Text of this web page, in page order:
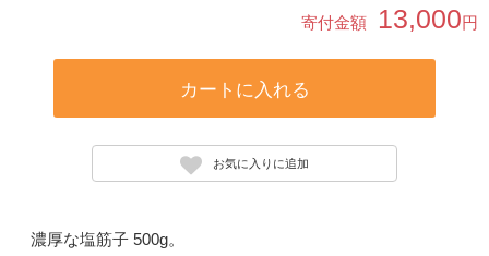
寄付金額 13,000円
カートに入れる
お気に入りに追加
濃厚な塩筋子 500g。